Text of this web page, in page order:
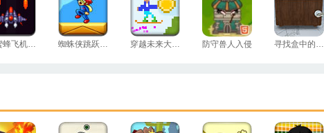
小蜜蜂飞机大战 蜘蛛侠跳跃测试 穿越未来大冒险 防守兽人入侵 寻找盒中的秘密